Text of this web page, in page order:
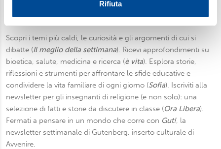
analizzare il nostro traffico. Condividiamo inoltre
informazioni sul modo in cui utilizza il nostro sito con i
nostri partner, che si occupano di analisi dei dati web,
pubblicità e social media, i quali potrebbero combinarle
con altre informazioni che ha fornito loro o che hanno
raccolto dal suo utilizzo dei loro servizi. Scegliendo
“Rifiuta” saranno installati solo i cookie tecnici necessari
per il buon funzionamento del sito, con “Personalizza”
potrà scegliere quali tipi di cookie saranno installati sul
suo dispositivo. Potrà modificare in ogni momento le sue
preferenze cliccando sull’interruttore in basso a sinistra
Rifiuta
Newsletter
Scopri i temi più caldi, le curiosità e gli argomenti di cui si
dibatte (Il meglio della settimana). Ricevi approfondimenti su
bioetica, salute, medicina e ricerca (è vita). Esplora storie,
riflessioni e strumenti per affrontare le sfide educative e
condividere la vita familiare di ogni giorno (Sofia). Iscriviti alla
newsletter per gli insegnanti di religione (e non solo): una
selezione di fatti e storie da discutere in classe (Ora Libera).
Fermati a pensare in un mondo che corre con Gut!, la
newsletter settimanale di Gutenberg, inserto culturale di
Avvenire.